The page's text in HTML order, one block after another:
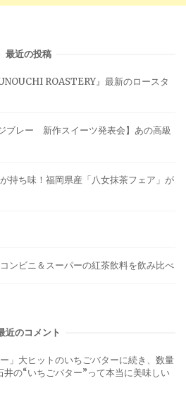
最近の投稿
ROASTERY』最新のロースタ
ブレー 新作スイーツ発表会】あの高級
持ち味！福岡県産「八女抹茶フェア」が
ンビニ＆スーパーの紅茶飲料を飲み比べ
近のコメント
」大ヒットのいちごバターに続き、数量
井の“いちごバター”って本当に美味しい